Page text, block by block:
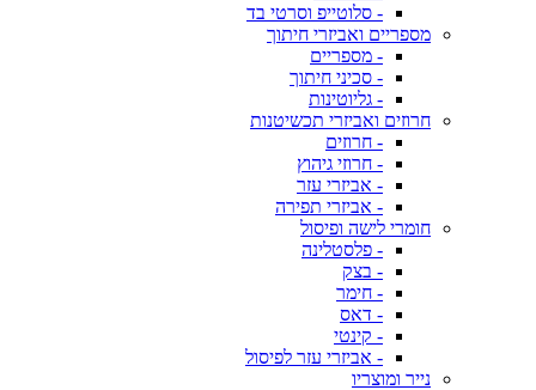
- סלוטייפ וסרטי בד
מספריים ואביזרי חיתוך
- מספריים
- סכיני חיתוך
- גליוטינות
חרוזים ואביזרי תכשיטנות
- חרוזים
- חרוזי גיהוץ
- אביזרי עזר
- אביזרי תפירה
חומרי לישה ופיסול
- פלסטלינה
- בצק
- חימר
- דאס
- קינטי
- אביזרי עזר לפיסול
נייר ומוצריו